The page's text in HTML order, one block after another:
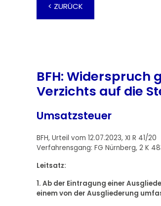
< ZURÜCK
BFH: Widerspruch
Verzichts auf die
Umsatzsteuer
BFH, Urteil vom 12.07.2023, XI R 41/20
Verfahrensgang: FG Nürnberg, 2 K
Leitsatz:
1. Ab der Eintragung einer
einem von der Ausgliederung